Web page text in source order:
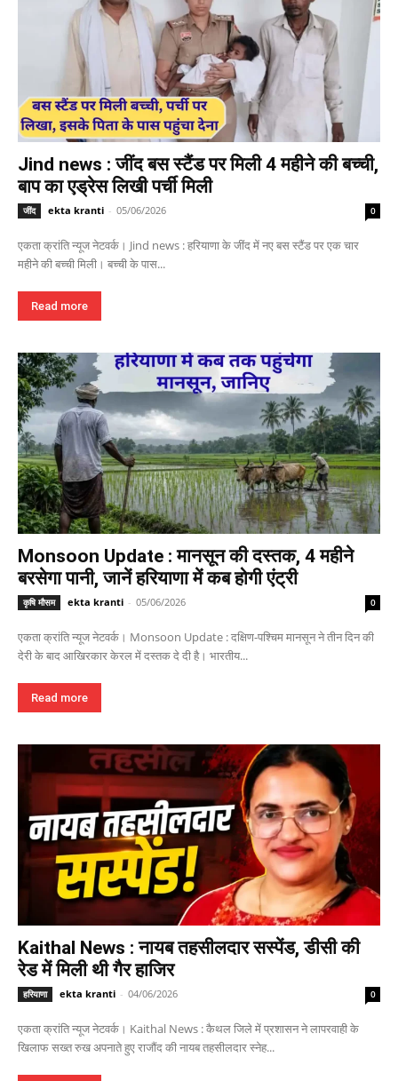
Jind news : जींद बस स्टैंड पर मिली 4 महीने की बच्ची,
बाप का एड्रेस लिखी पर्ची मिली
जींद ekta kranti - 05/06/2026 0
एकता क्रांति न्यूज नेटवर्क। Jind news : हरियाणा के जींद में नए बस स्टैंड पर एक चार
महीने की बच्ची मिली। बच्ची के पास...
Read more
Monsoon Update : मानसून की दस्तक, 4 महीने
बरसेगा पानी, जानें हरियाणा में कब होगी एंट्री
कृषि मौसम ekta kranti - 05/06/2026 0
एकता क्रांति न्यूज नेटवर्क। Monsoon Update : दक्षिण-पश्चिम मानसून ने तीन दिन की
देरी के बाद आखिरकार केरल में दस्तक दे दी है। भारतीय...
Read more
Kaithal News : नायब तहसीलदार सस्पेंड, डीसी की
रेड में मिली थी गैर हाजिर
हरियाणा ekta kranti - 04/06/2026 0
एकता क्रांति न्यूज नेटवर्क। Kaithal News : कैथल जिले में प्रशासन ने लापरवाही के
खिलाफ सख्त रुख अपनाते हुए राजौंद की नायब तहसीलदार स्नेह...